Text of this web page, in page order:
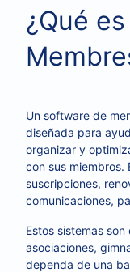
¿Qué
Un software de
diseñada para
organizar y
con sus miembros.
suscripciones,
comunicaciones,
Estos sistemas
asociaciones,
dependa de una